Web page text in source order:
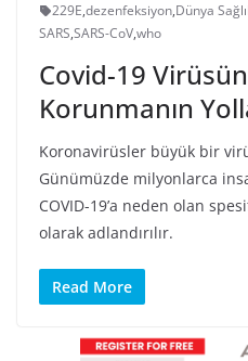
229E,dezenfeksiyon,Dünya
SARS,SARS-CoV,who
Covid-19
Korunmanın
Koronavirüsler büyük bir
Günümüzde milyonlarca
COVID-19’a neden olan
olarak adlandırılır.
Read More